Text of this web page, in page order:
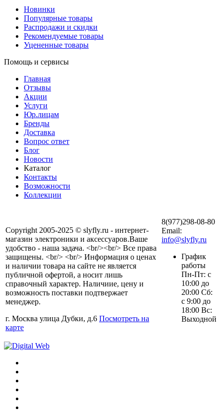
Новинки
Популярные товары
Распродажи и скидки
Рекомендуемые товары
Уцененные товары
Помощь и сервисы
Главная
Отзывы
Акции
Услуги
Юр.лицам
Бренды
Доставка
Вопрос ответ
Блог
Новости
Каталог
Контакты
Возможности
Коллекции
Copyright 2005-2025 © slyfly.ru - интернет-
магазин электроники и аксессуаров.Ваше
удобство - наша задача. <br/><br/> Все права
защищены. <br/> <br/> Информация о ценах
и наличии товара на сайте не является
публичной офертой, а носит лишь
справочный характер. Наличиие, цену и
возможность поставки подтвержает
менеджер.
г. Москва улица Дубки, д.6 Посмотреть на
карте
8(977)298-08-80
Email:
info@slyfly.ru
График
работы
Пн-Пт: с
10:00 до
20:00 Сб:
с 9:00 до
18:00 Вс:
Выходной